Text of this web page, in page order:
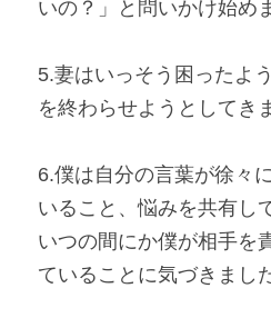
いの？」と問いかけ始め
5.妻はいっそう困ったよ
を終わらせようとしてき
6.僕は自分の言葉が徐々
いること、悩みを共有し
いつの間にか僕が相手を
ていることに気づきまし